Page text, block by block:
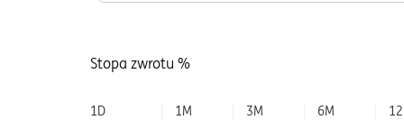
Stopa zwrotu %
1D 1M 3M 6M